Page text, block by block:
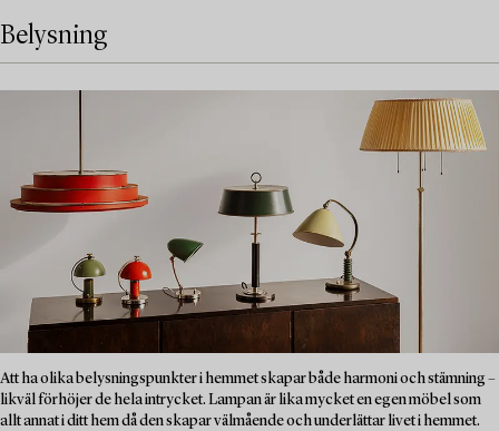
Belysning
Att ha olika belysningspunkter i hemmet skapar både harmoni och stämning –
likväl förhöjer de hela intrycket. Lampan är lika mycket en egen möbel som
allt annat i ditt hem då den skapar välmående och underlättar livet i hemmet.